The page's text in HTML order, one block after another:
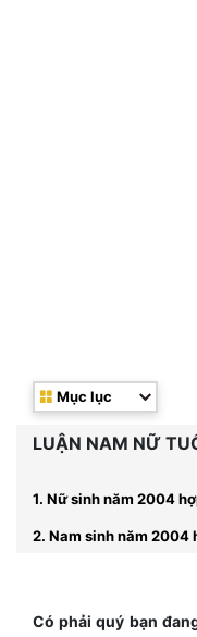
Mục lục
LUẬN NAM NỮ
1. Nữ sinh năm 2004
2. Nam sinh năm 2004
Có phải quý bạn